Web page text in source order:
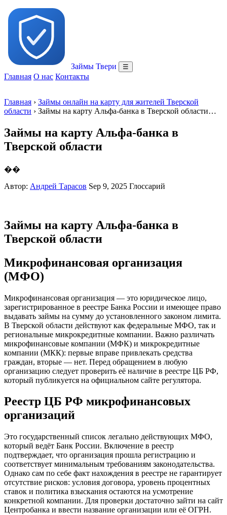
Займы Твери ☰
Главная О нас Контакты
Главная › Займы онлайн на карту для жителей Тверской
области › Займы на карту Альфа-банка в Тверской области…
Займы на карту Альфа-банка в
Тверской области
��
Автор: Андрей Тарасов Sep 9, 2025 Глоссарий
Займы на карту Альфа-банка в
Тверской области
Микрофинансовая организация
(МФО)
Микрофинансовая организация — это юридическое лицо,
зарегистрированное в реестре Банка России и имеющее право
выдавать займы на сумму до установленного законом лимита.
В Тверской области действуют как федеральные МФО, так и
региональные микрокредитные компании. Важно различать
микрофинансовые компании (МФК) и микрокредитные
компании (МКК): первые вправе привлекать средства
граждан, вторые — нет. Перед обращением в любую
организацию следует проверить её наличие в реестре ЦБ РФ,
который публикуется на официальном сайте регулятора.
Реестр ЦБ РФ микрофинансовых
организаций
Это государственный список легально действующих МФО,
который ведёт Банк России. Включение в реестр
подтверждает, что организация прошла регистрацию и
соответствует минимальным требованиям законодательства.
Однако сам по себе факт нахождения в реестре не гарантирует
отсутствие рисков: условия договора, уровень процентных
ставок и политика взыскания остаются на усмотрение
конкретной компании. Для проверки достаточно зайти на сайт
Центробанка и ввести название организации или её ОГРН.